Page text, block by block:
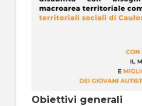
Obiettivi generali